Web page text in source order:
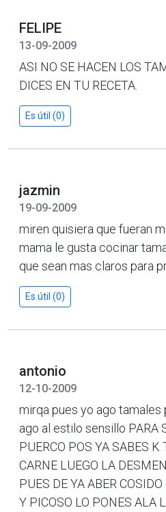
FELIPE
13-09-2009
ASI NO SE HACEN LOS
DICES EN TU RECETA.
Es útil (0)
jazmin
19-09-2009
miren quisiera que fueran
mama le gusta cocinar
que sean mas claros para
Es útil (0)
antonio
12-10-2009
mirqa pues yo ago tamales
ago al estilo sensillo PARA
PUERCO POS YA SABES K
CARNE LUEGO LA
PUES DE YA ABER
Y PICOSO LO PONES ALA